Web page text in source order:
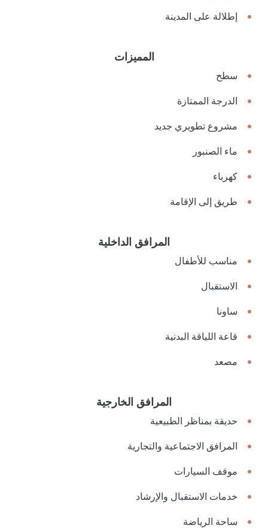
إطلالة على المدينة
المميزات
سطح
الدرجة الممتازة
مشروع تطويري جديد
ماء الصنبور
كهرباء
طريق إلى الإقامة
المرافق الداخلية
مناسب للأطفال
الاستقبال
ساونا
قاعة اللياقة البدنية
مصعد
المرافق الخارجية
حديقة بمناظر الطبيعية
المرافق الاجتماعية والتجارية
موقف السيارات
خدمات الاستقبال والإرشاد
ساحة الرياضة